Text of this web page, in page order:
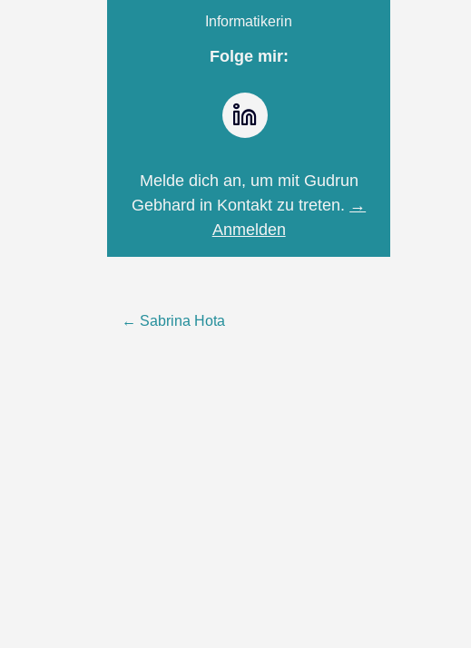
Informatikerin
Folge mir:
Melde dich an, um mit Gudrun
Gebhard in Kontakt zu treten. →
Anmelden
Beitragsnavigation
← Sabrina Hota